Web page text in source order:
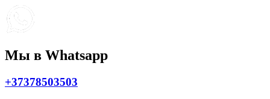
Мы в Whatsapp
+37378503503